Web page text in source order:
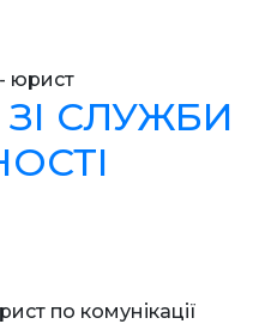
- юрист
СЛУЖБИ
по комунікації